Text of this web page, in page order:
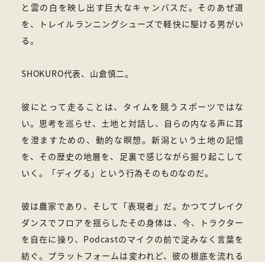
と雲の白を映し出す巨大なキャンバスだ。そのあぜ道
を、トレイルランニングシューズで軽快に駆ける男がい
る。
SHOKURO代表、山倉慎二。
彼にとって走ることは、タイムを競うスポーツではな
い。思考を巡らせ、土地と対話し、自らの内なる声に耳
を澄ますための、動的な瞑想。新潟という土地の記憶
を、その歴史の地層を、足裏で感じながら掘り起こして
いく。「ディグる」という行為そのものなのだ。
彼は農家であり、そして「表現者」だ。かつてブレイク
ダンスでフロアを揺らしたその身体は、今、トラクター
を自在に操り、Podcastのマイクの前で淀みなく言葉を
紡ぐ。プラットフォームは変われど、彼の根底を流れる